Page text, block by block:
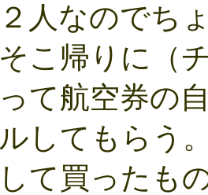
２人なので
そこ帰りに（
って航空券の
ルしてもらう
して買ったも